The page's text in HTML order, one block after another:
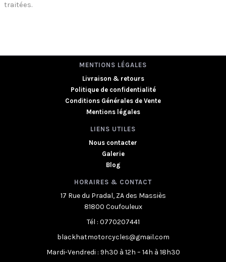
traitées.
MENTIONS LÉGALES
Livraison & retours
Politique de confidentialité
Conditions Générales de Vente
Mentions légales
LIENS UTILES
Nous contacter
Galerie
Blog
HORAIRES & CONTACT
17 Rue du Pradal, ZA des Massiès
81800 Coufouleux
Tél : 0770207441
blackhatmotorcycles@gmail.com
Mardi-Vendredi : 9h30 à 12h – 14h à 18h30